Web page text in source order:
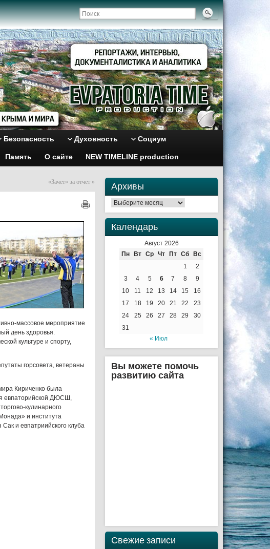
Безопасность Духовность Социум
Память О сайте NEW TIMELINE production
«Зачет» за отчет »
массовое мероприятие
день здоровья.
культуре и спорту,
горсовета, ветераны
Кириченко была
евпаторийской ДЮСШ,
кулинарного
и института
и евпатриийского клуба
Архивы
Архивы
Календарь
Август 2026
Пн
Вт Ср Чт Пт Сб
Вс
1
2
3
4 5 6 7 8
9
10
11 12 13 14 15
16
17
18 19 20 21 22
23
24
25 26 27 28 29
30
31
« Июл
Вы можете помочь
развитию сайта
Свежие записи